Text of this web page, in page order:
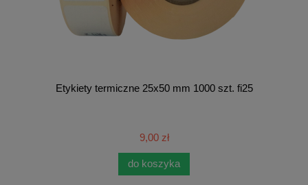
Etykiety termiczne 25x50 mm 1000 szt. fi25
9,00 zł
do koszyka